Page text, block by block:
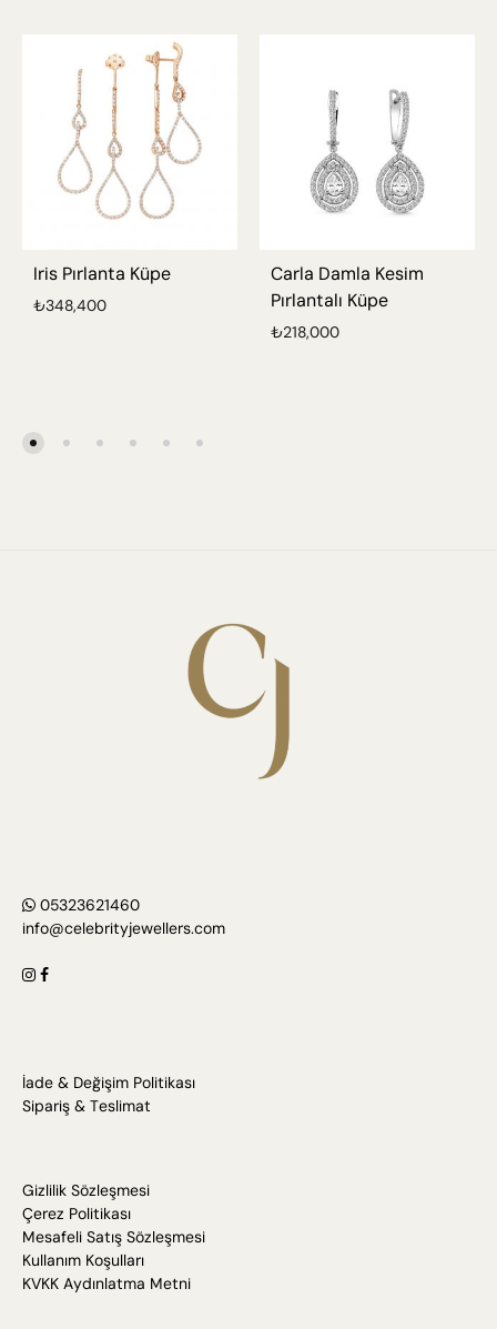
Iris Pırlanta Küpe
₺348,400
Carla Damla Kesim
Pırlantalı Küpe
₺218,000
05323621460
info@celebrityjewellers.com
İade & Değişim Politikası
Sipariş & Teslimat
Gizlilik Sözleşmesi
Çerez Politikası
Mesafeli Satış Sözleşmesi
Kullanım Koşulları
KVKK Aydınlatma Metni